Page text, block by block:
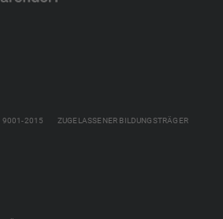
9001-2015 ZUGELASSENER BILDUNGSTRÄGER